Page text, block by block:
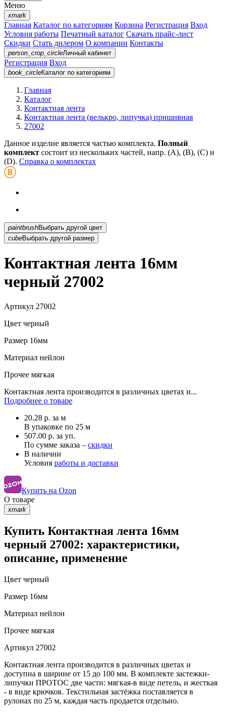
Меню
xmark
Главная Каталог по категориям Корзина Регистрация Вход
Условия работы Печатный каталог Скачать прайс-лист
Скидки Стать дилером О компании Контакты
person_crop_circleЛичный кабинет
Регистрация Вход
book_circleКаталог по категориям
Главная
Каталог
Контактная лента
Контактная лента (велькро, липучка) пришивная
27002
Данное изделие является частью комплекта. Полный
комплект состоит из нескольких частей, напр. (А), (B), (С) и
(D). Справка о комплектах
paintbrush
Выбрать другой цвет
cubeВыбрать другой размер
Контактная лента 16мм
черный 27002
Артикул 27002
Цвет черный
Размер 16мм
Материал нейлон
Прочее мягкая
Контактная лента производится в различных цветах и...
Подробнее о товаре
20.28 р. за м
В упаковке по 25 м
507.00 р. за уп.
По сумме заказа – скидки
В наличии
Условия работы и доставки
Купить на Ozon
О товаре
xmark
Купить Контактная лента 16мм
черный 27002: характеристики,
описание, применение
Цвет черный
Размер 16мм
Материал нейлон
Прочее мягкая
Артикул 27002
Контактная лента производится в различных цветах и
доступна в ширине от 15 до 100 мм. В комплекте застежки-
липучки ПРОТОС две части: мягкая-в виде петель, и жесткая
- в виде крючков. Текстильная застёжка поставляется в
рулонах по 25 м, каждая часть продается отдельно.